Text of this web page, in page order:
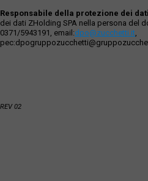
Responsabile della protezione dei dati
dei dati ZHolding SPA nella persona del
0371/5943191, email:dpo@zucchetti.it,
REV 02